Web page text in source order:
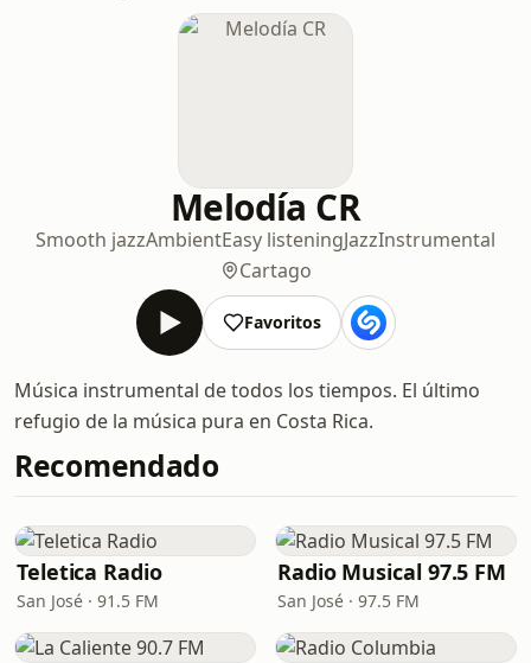
Melodía CR
Smooth jazzAmbientEasy listeningJazzInstrumental
Cartago
Favoritos
Música instrumental de todos los tiempos. El último
refugio de la música pura en Costa Rica.
Recomendado
Teletica Radio
San José · 91.5 FM
Radio Musical 97.5 FM
San José · 97.5 FM